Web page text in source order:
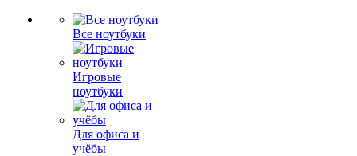
Все ноутбуки
Игровые
ноутбуки
Для офиса и
учёбы